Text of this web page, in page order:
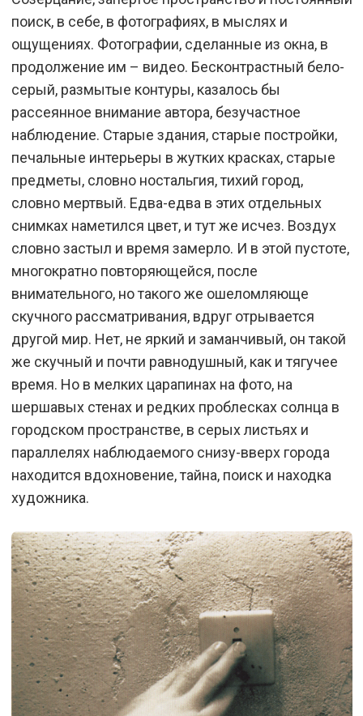
поиск, в себе, в фотографиях, в мыслях и
ощущениях. Фотографии, сделанные из окна, в
продолжение им – видео. Бесконтрастный бело-
серый, размытые контуры, казалось бы
рассеянное внимание автора, безучастное
наблюдение. Старые здания, старые постройки,
печальные интерьеры в жутких красках, старые
предметы, словно ностальгия, тихий город,
словно мертвый. Едва-едва в этих отдельных
снимках наметился цвет, и тут же исчез. Воздух
словно застыл и время замерло. И в этой пустоте,
многократно повторяющейся, после
внимательного, но такого же ошеломляюще
скучного рассматривания, вдруг отрывается
другой мир. Нет, не яркий и заманчивый, он такой
же скучный и почти равнодушный, как и тягучее
время. Но в мелких царапинах на фото, на
шершавых стенах и редких проблесках солнца в
городском пространстве, в серых листьях и
параллелях наблюдаемого снизу-вверх города
находится вдохновение, тайна, поиск и находка
художника.